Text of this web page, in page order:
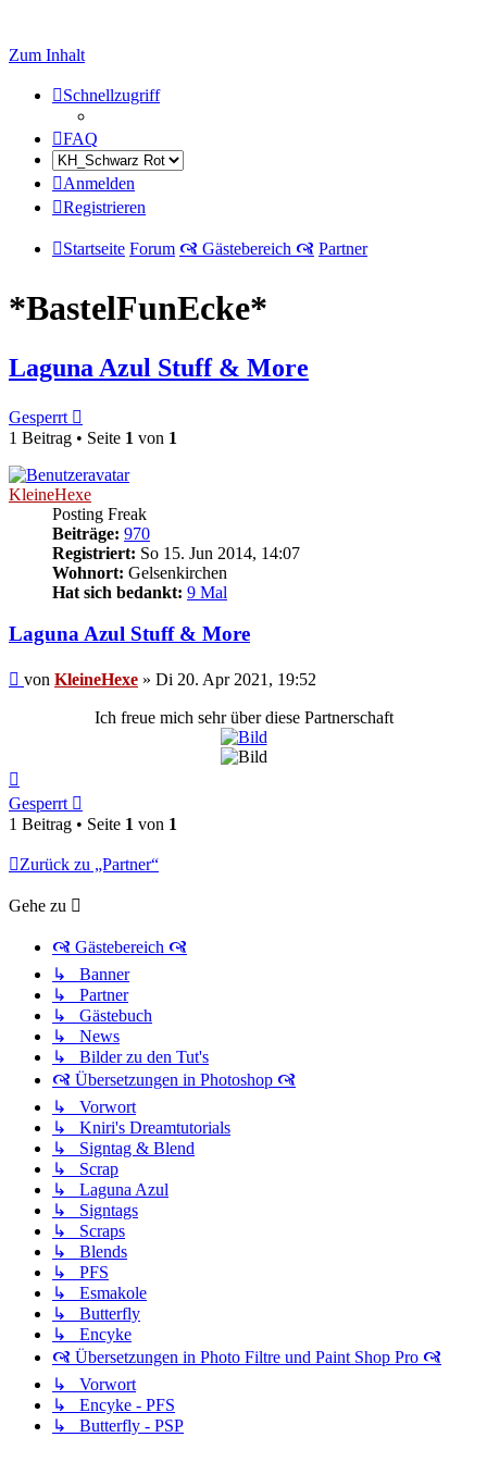
Zum Inhalt
Schnellzugriff
FAQ
Anmelden
Registrieren
Startseite Forum 🙧 Gästebereich 🙧 Partner
*BastelFunEcke*
Laguna Azul Stuff & More
Gesperrt
1 Beitrag • Seite 1 von 1
KleineHexe
Posting Freak
Beiträge: 970
Registriert: So 15. Jun 2014, 14:07
Wohnort: Gelsenkirchen
Hat sich bedankt: 9 Mal
Laguna Azul Stuff & More
Beitrag
von KleineHexe » Di 20. Apr 2021, 19:52
Ich freue mich sehr über diese Partnerschaft
oben
Gesperrt
1 Beitrag • Seite 1 von 1
Zurück zu „Partner“
Gehe zu
🙧 Gästebereich 🙧
↳ Banner
↳ Partner
↳ Gästebuch
↳ News
↳ Bilder zu den Tut's
🙧 Übersetzungen in Photoshop 🙧
↳ Vorwort
↳ Kniri's Dreamtutorials
↳ Signtag & Blend
↳ Scrap
↳ Laguna Azul
↳ Signtags
↳ Scraps
↳ Blends
↳ PFS
↳ Esmakole
↳ Butterfly
↳ Encyke
🙧 Übersetzungen in Photo Filtre und Paint Shop Pro 🙧
↳ Vorwort
↳ Encyke - PFS
↳ Butterfly - PSP